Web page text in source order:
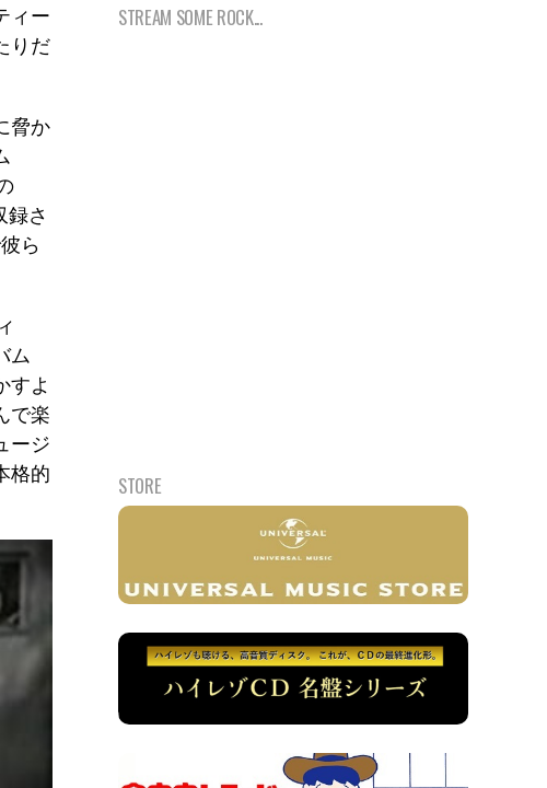
ィー
りだ
脅か
録さ
ら
ム
すよ
で楽
ージ
格的
STREAM SOME ROCK...
STORE